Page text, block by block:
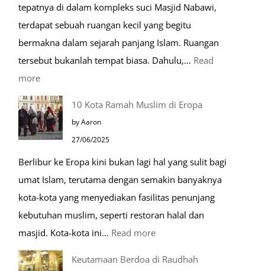
hari
tepatnya di dalam kompleks suci Masjid Nabawi,
terdapat sebuah ruangan kecil yang begitu
bermakna dalam sejarah panjang Islam. Ruangan
tersebut bukanlah tempat biasa. Dahulu,… Read
more:
Tiga
Makam
Mulia
Masjid
Nabawi
10 Kota Ramah Muslim di Eropa
by Aaron
27/06/2025
Berlibur ke Eropa kini bukan lagi hal yang sulit bagi
umat Islam, terutama dengan semakin banyaknya
kota-kota yang menyediakan fasilitas penunjang
kebutuhan muslim, seperti restoran halal dan
masjid. Kota-kota ini… Read more:
Keutamaan Berdoa di Raudhah